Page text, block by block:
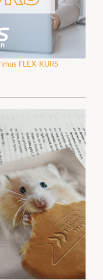
FLEX-KURS